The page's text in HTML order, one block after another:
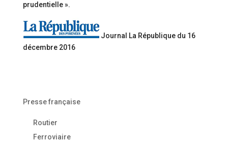
prudentielle ».
Journal La République du 16
décembre 2016
Presse française
Routier
Ferroviaire